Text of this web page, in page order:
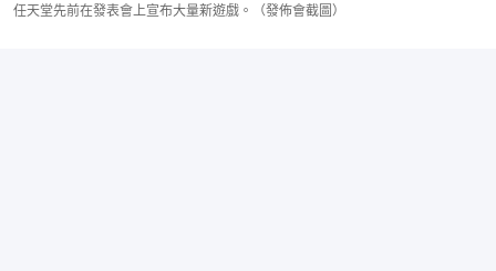
任天堂先前在發表會上宣布大量新遊戲。（發佈會截圖）